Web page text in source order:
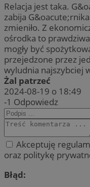
Relacja jest taka.
zabija
zmieniło. Z
ośrodka to
mogły być
przejedzone przez
wyludnia najszybciej
Żal patrzeć
2024-08-19 o 18:49
-1 Odpowiedz
Akceptuję
oraz politykę
Błąd: